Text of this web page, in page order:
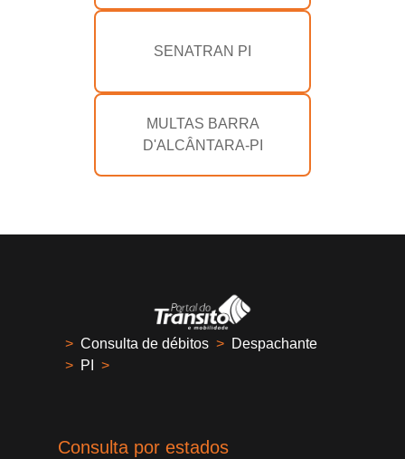
SENATRAN PI
MULTAS BARRA
D'ALCÂNTARA-PI
> Consulta de débitos > Despachante
> PI >
Consulta por estados